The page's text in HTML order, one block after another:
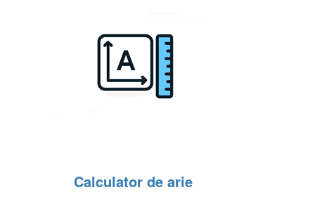
Calculator de arie